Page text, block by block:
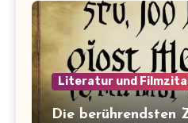
Literatur und
Die berührendsten